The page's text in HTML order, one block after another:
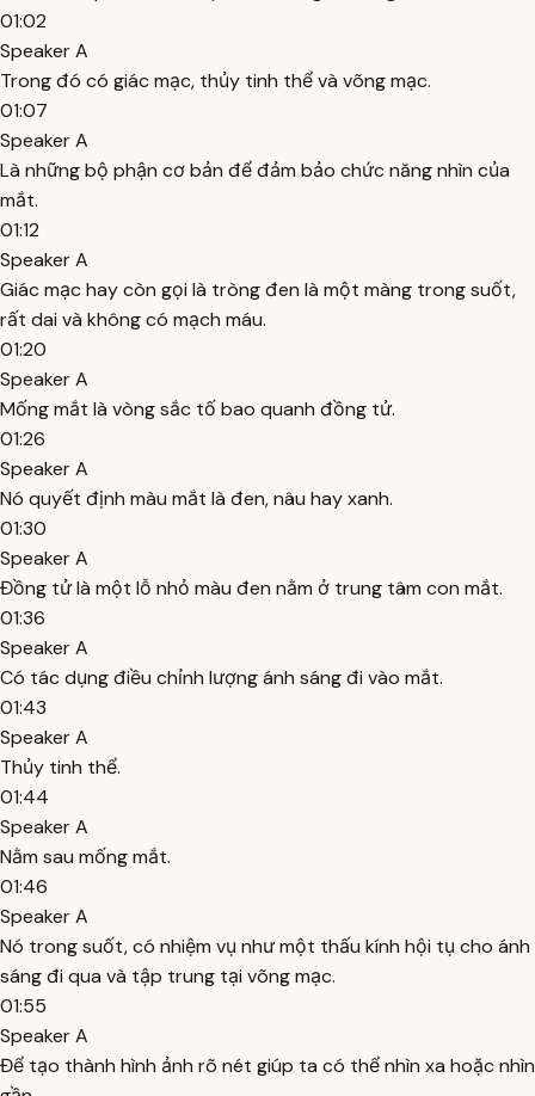
01:02
Speaker A
Trong đó có giác mạc, thủy tinh thể và võng mạc.
01:07
Speaker A
Là những bộ phận cơ bản để đảm bảo chức năng nhìn của
mắt.
01:12
Speaker A
Giác mạc hay còn gọi là tròng đen là một màng trong suốt,
rất dai và không có mạch máu.
01:20
Speaker A
Mống mắt là vòng sắc tố bao quanh đồng tử.
01:26
Speaker A
Nó quyết định màu mắt là đen, nâu hay xanh.
01:30
Speaker A
Đồng tử là một lỗ nhỏ màu đen nằm ở trung tâm con mắt.
01:36
Speaker A
Có tác dụng điều chỉnh lượng ánh sáng đi vào mắt.
01:43
Speaker A
Thủy tinh thể.
01:44
Speaker A
Nằm sau mống mắt.
01:46
Speaker A
Nó trong suốt, có nhiệm vụ như một thấu kính hội tụ cho ánh
sáng đi qua và tập trung tại võng mạc.
01:55
Speaker A
Để tạo thành hình ảnh rõ nét giúp ta có thể nhìn xa hoặc nhìn